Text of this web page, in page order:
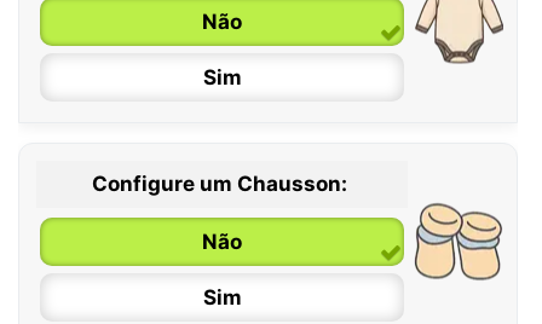
Não
Sim
0 / 6 meses
6 / 12 meses
12 / 18 meses
Configure um Chausson:
Não
Sim